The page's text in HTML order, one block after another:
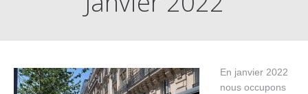
En janvier 2022
nous occupons